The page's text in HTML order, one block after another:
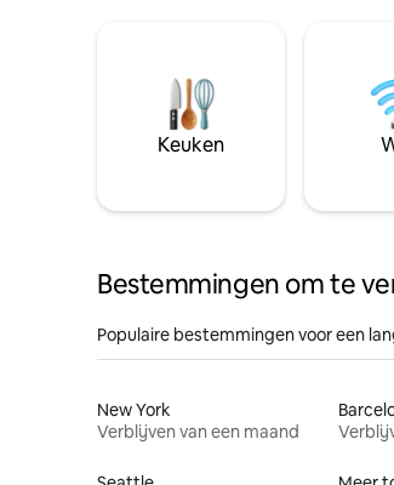
Keuken
Bestemmingen om te
Populaire bestemmingen voor een
New York
Verblijven van een maand